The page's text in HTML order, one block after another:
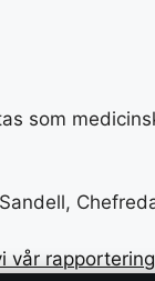
som
vår rapportering